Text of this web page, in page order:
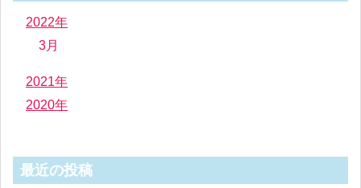
2022年
3月
2021年
2020年
最近の投稿